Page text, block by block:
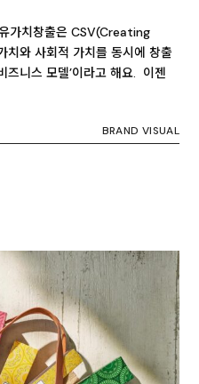
가치창출은 CSV(Creating
와 사회적 가치를 동시에 창출
즈니스 모델’이라고 해요. 이젠
BRAND VISUAL